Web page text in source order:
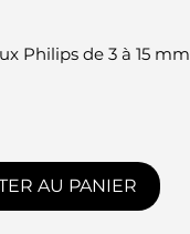
Philips de 3 à 15 mm
AU PANIER